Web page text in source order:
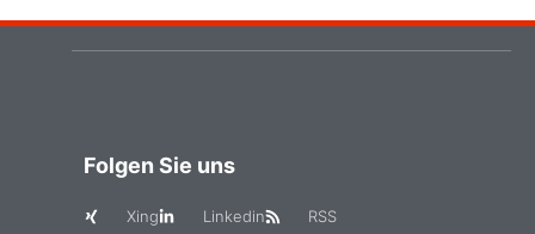
Folgen Sie uns
Xing Linkedin RSS